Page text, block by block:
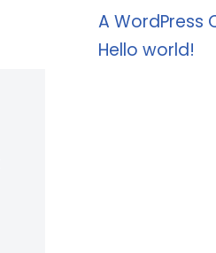
A WordPress
Hello world!